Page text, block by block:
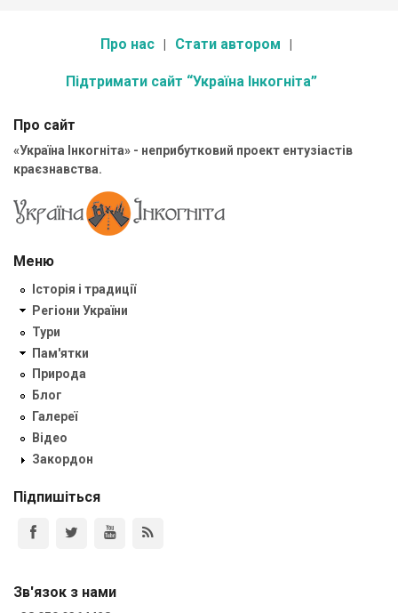
Про нас Стати автором
Підтримати сайт “Україна Інкогніта”
Про сайт
«Україна Інкогніта» - неприбутковий проект ентузіастів
краєзнавства.
Меню
Історія і традиції
Регіони України
Тури
Пам'ятки
Природа
Блог
Галереї
Відео
Закордон
Підпишіться
Зв'язок з нами